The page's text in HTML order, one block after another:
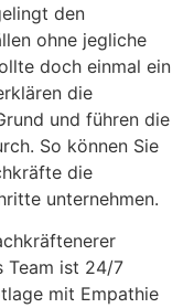
den
ohne jegliche
doch einmal ein
die
und führen die
So können Sie
die
unternehmen.
Team ist 24/7
mit Empathie